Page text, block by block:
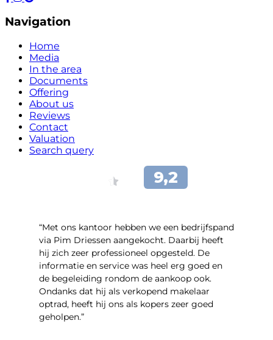
Navigation
Home
Media
In the area
Documents
Offering
About us
Reviews
Contact
Valuation
Search query
“Met ons kantoor hebben we een bedrijfspand
via Pim Driessen aangekocht. Daarbij heeft
hij zich zeer professioneel opgesteld. De
informatie en service was heel erg goed en
de begeleiding rondom de aankoop ook.
Ondanks dat hij als verkopend makelaar
optrad, heeft hij ons als kopers zeer goed
geholpen.”